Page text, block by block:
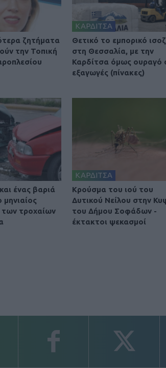
ζητήματα
την Τοπική
ΚΑΡΔΙΤΣΑ
Θετικό το εμπορικό
στη Θεσσαλία, με την
Καρδίτσα όμως ουραγό
εξαγωγές (πίνακες)
ένας βαριά
των τροχαίων
ΚΑΡΔΙΤΣΑ
Κρούσμα του ιού του
Δυτικού Νείλου στην
του Δήμου Σοφάδων -
έκτακτοι ψεκασμοί